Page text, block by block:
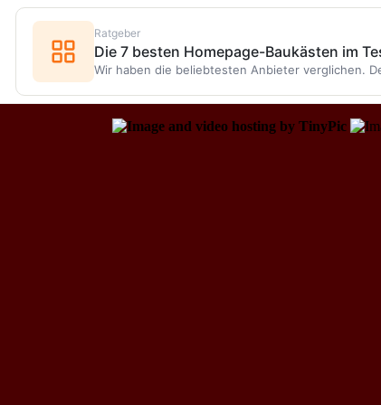
Ratgeber
Die 7 besten Homepage-Baukästen im
Wir haben die beliebtesten Anbieter verglichen.